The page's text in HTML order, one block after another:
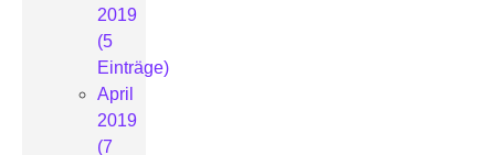
2019
(5
Einträge)
April
2019
(7